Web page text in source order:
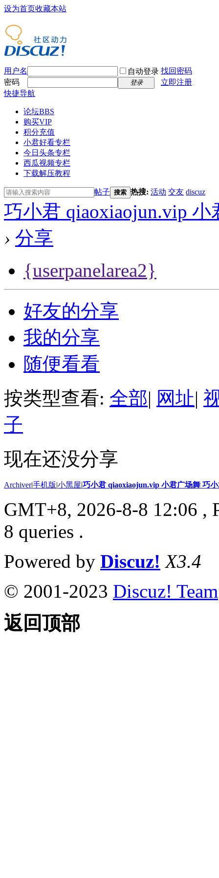
设为首页收藏本站
用户名 自动登录 找回密码
密码
登录
立即注册
快捷导航
论坛BBS
购买VIP
积分充值
小君好看专栏
今日头条专栏
西瓜视频专栏
下载解压教程
帖子 搜索 热搜: 活动 交友 discuz
巧小君 qiaoxiaojun.vip
› 分享
{userpanelarea2}
好友的分享
我的分享
随便看看
按类型查看: 全部| 网址|
子
现在还没分享
Archiver|手机版|小黑屋|巧小君 qiaoxiaojun.vip 小君广场舞 巧
GMT+8, 2026-8-8 12:06 ,
8 queries .
Powered by Discuz! X3.4
© 2001-2023 Discuz! Team
返回顶部